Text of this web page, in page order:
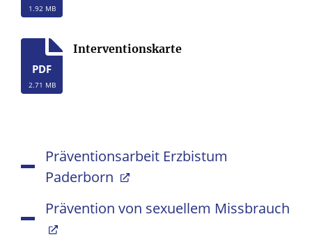
1.92 MB
PDF
2.71 MB
Interventionskarte
Präventionsarbeit Erzbistum
Paderborn
Prävention von sexuellem Missbrauch